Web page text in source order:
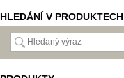
HLEDÁNÍ V PRODUKTECH